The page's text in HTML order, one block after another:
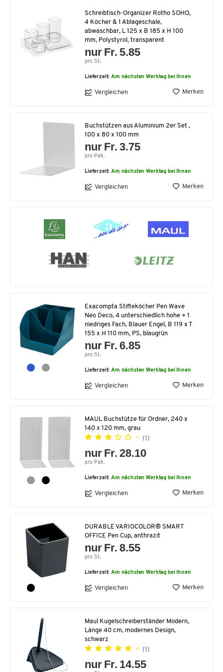
Schreibtisch-Organizer Rotho SOHO,
4 Köcher & 1 Ablageschale,
abwaschbar, L 125 x B 185 x H 100
mm, Polystyrol, transparent
nur Fr. 5.85
pro St.
Lieferzeit:Am nächsten Werktag bei Ihnen
Vergleichen Merken
Buchstützen aus Aluminium 2er Set ,
100 x 80 x 100 mm
nur Fr. 3.75
pro Pak.
Lieferzeit:Am nächsten Werktag bei Ihnen
Vergleichen Merken
Exacompta Stifteköcher Pen Wave
Neo Deco, 4 unterschiedlich hohe + 1
niedriges Fach, Blauer Engel, B 119 x T
155 x H 110 mm, PS, blaugrün
nur Fr. 6.85
pro St.
Lieferzeit:Am nächsten Werktag bei Ihnen
Vergleichen Merken
MAUL Buchstütze für Ordner, 240 x
140 x 120 mm, grau
(1)
nur Fr. 28.10
pro Pak.
Lieferzeit:Am nächsten Werktag bei Ihnen
Vergleichen Merken
DURABLE VARIOCOLOR® SMART
OFFICE Pen Cup, anthrazit
nur Fr. 8.55
pro St.
Lieferzeit:Am nächsten Werktag bei Ihnen
Vergleichen Merken
Maul Kugelschreiberständer Modern,
Länge 40 cm, modernes Design,
schwarz
(1)
nur Fr. 14.55